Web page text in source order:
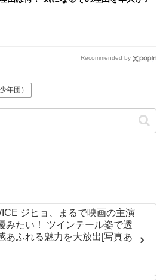
Recommended by
年団）
ジヒョ、まるで映画の主演
みたい！ ツインテール姿で透
あふれる魅力を大放出[写真あ